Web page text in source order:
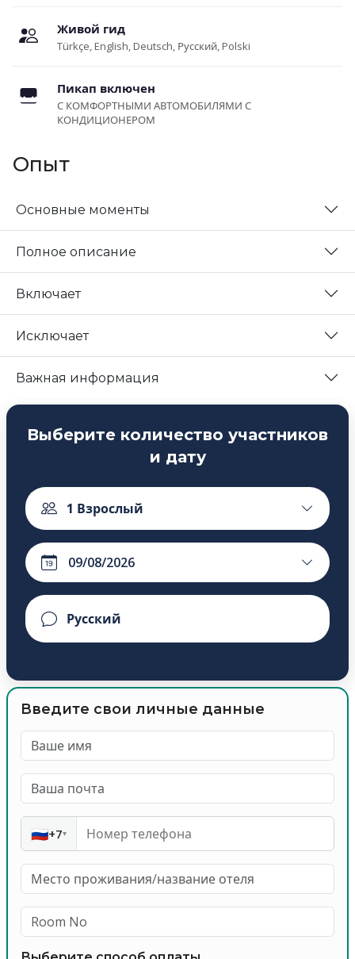
Живой гид
Türkçe, English, Deutsch, Русский, Polski
Пикап включен
С КОМФОРТНЫМИ АВТОМОБИЛЯМИ С
КОНДИЦИОНЕРОМ
Опыт
Основные моменты
Полное описание
Включает
Исключает
Важная информация
Выберите количество участников
и дату
1 Взрослый
Введите свои личные данные
🇷🇺+7▾